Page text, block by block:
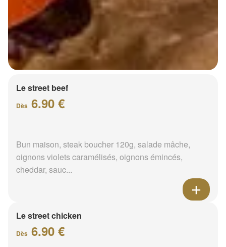
Le street beef
Dès 6.90 €
Bun maison, steak boucher 120g, salade mâche,
oignons violets caramélisés, oignons émincés,
cheddar, sauc...
Le street chicken
Dès 6.90 €